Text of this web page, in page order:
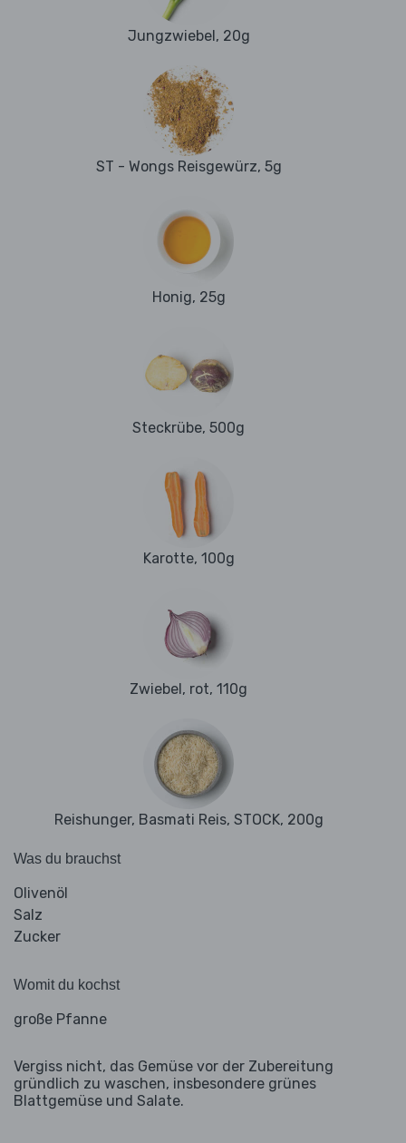
Jungzwiebel, 20g
ST - Wongs Reisgewürz, 5g
Honig, 25g
Steckrübe, 500g
Karotte, 100g
Zwiebel, rot, 110g
Reishunger, Basmati Reis, STOCK, 200g
Was du brauchst
Olivenöl
Salz
Zucker
Womit du kochst
große Pfanne
Vergiss nicht, das Gemüse vor der Zubereitung
gründlich zu waschen, insbesondere grünes
Blattgemüse und Salate.